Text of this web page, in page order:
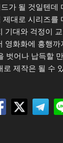
가 될 것일텐데
제대로 시리즈를
기대와 걱정이
영화화에 흥행
벗어나 납득할
로 제작은 될 수